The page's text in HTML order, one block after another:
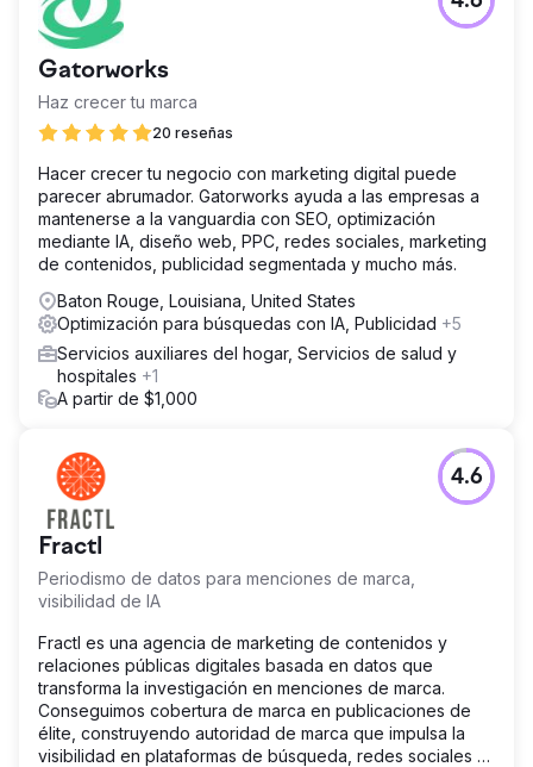
Gatorworks
Haz crecer tu marca
20 reseñas
Hacer crecer tu negocio con marketing digital puede
parecer abrumador. Gatorworks ayuda a las empresas a
mantenerse a la vanguardia con SEO, optimización
mediante IA, diseño web, PPC, redes sociales, marketing
de contenidos, publicidad segmentada y mucho más.
Baton Rouge, Louisiana, United States
Optimización para búsquedas con IA, Publicidad +5
Servicios auxiliares del hogar, Servicios de salud y
hospitales +1
A partir de $1,000
Fractl
Periodismo de datos para menciones de marca,
visibilidad de IA
4.6
Fractl es una agencia de marketing de contenidos y
relaciones públicas digitales basada en datos que
transforma la investigación en menciones de marca.
Conseguimos cobertura de marca en publicaciones de
élite, construyendo autoridad de marca que impulsa la
visibilidad en plataformas de búsqueda, redes sociales e